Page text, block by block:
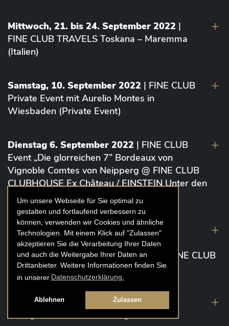
Um unsere Webseite für Sie optimal zu
gestalten und fortlaufend verbessern zu
können, verwenden wir Cookies und ähnliche
Technologien. Mit einem Klick auf "Zulassen"
akzeptieren Sie die Verarbeitung Ihrer Daten
und auch die Weitergabe Ihrer Daten an
Drittanbieter. Weitere Informationen finden Sie
in unserer Datenschutzerklärung.
Ablehnen Zulassen
Mittwoch, 21. bis 24. September 2022 |
FINE CLUB TRAVELS Toskana – Maremma
(Italien)
Samstag, 10. September 2022 | FINE CLUB
Private Event mit Aurelio Montes in
Wiesbaden (Private Event)
Dienstag 6. September 2022 | FINE CLUB
Event „Die glorreichen 7” Bordeaux von
Vignoble Comtes von Neipperg @ FINE CLUB
CLUBHOUSE Ex Château / EINSTEIN Unter den
Linden (Berlin)
19. August 2022| FINE CLUB Academy
Caviar „Die glorreichen 7“ Riesling Große
Gewächse von der Mosel aus 2020 @ FINE CLUB
Clubhouse Prunier Cologne (Köln)
29. Juli 2022
| Weinbergwanderung
Weingüter Geheimrat J. Wegeler